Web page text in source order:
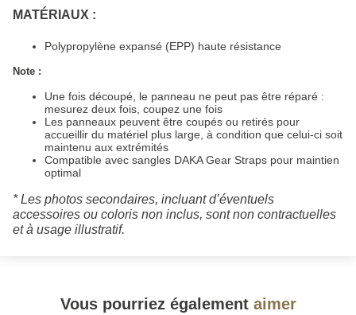
MATÉRIAUX :
Polypropylène expansé (EPP) haute résistance
Note :
Une fois découpé, le panneau ne peut pas être réparé :
mesurez deux fois, coupez une fois
Les panneaux peuvent être coupés ou retirés pour
accueillir du matériel plus large, à condition que celui-ci soit
maintenu aux extrémités
Compatible avec sangles DAKA Gear Straps pour maintien
optimal
* Les photos secondaires, incluant d’éventuels
accessoires ou coloris non inclus, sont non contractuelles
et à usage illustratif.
Vous pourriez également aimer